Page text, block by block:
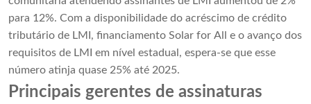
para 12%. Com a disponibilidade do acréscimo de crédito
tributário de LMI, financiamento Solar for All e o avanço dos
requisitos de LMI em nível estadual, espera-se que esse
número atinja quase 25% até 2025.
Principais gerentes de assinaturas